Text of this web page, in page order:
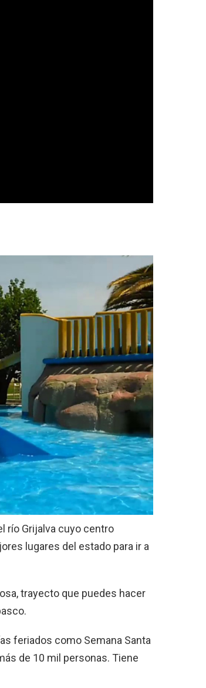
río Grijalva cuyo centro
lugares del estado para ir a
trayecto que puedes hacer
feriados como Semana Santa
de 10 mil personas. Tiene